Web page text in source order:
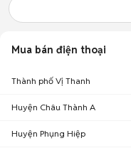
Mua bán điện thoại
Thành phố Vị Thanh
Huyện Châu Thành A
Huyện Phụng Hiệp